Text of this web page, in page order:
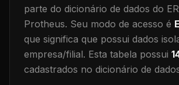
parte do dicionário de dados do
Protheus. Seu modo de acesso é
que significa que possui dados
empresa/filial. Esta tabela possui
cadastrados no dicionário de